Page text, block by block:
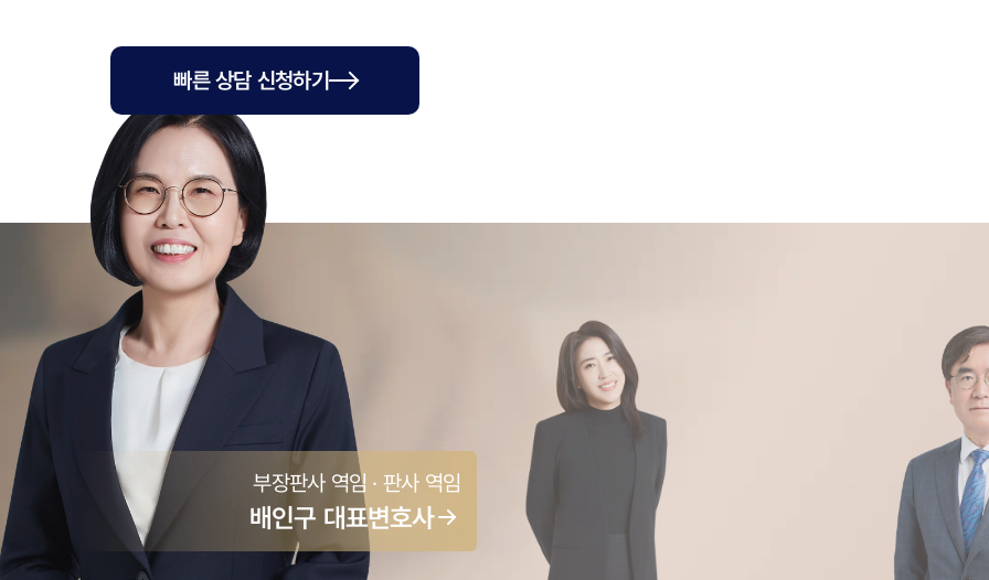
빠른 상담 신청하기
부장판사 역임 · 판사 역임
배인구 대표변호사